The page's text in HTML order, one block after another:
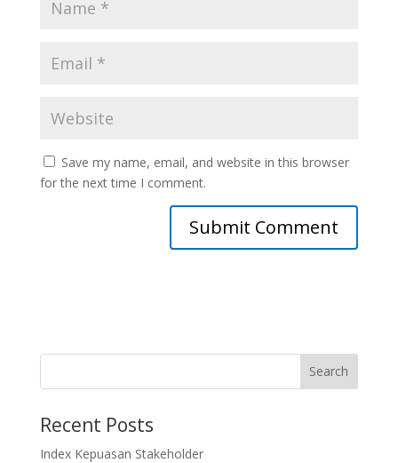
Save my name, email, and website in this browser
for the next time I comment.
Search
Recent Posts
Index Kepuasan Stakeholder